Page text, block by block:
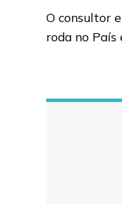
O consultor
roda no País